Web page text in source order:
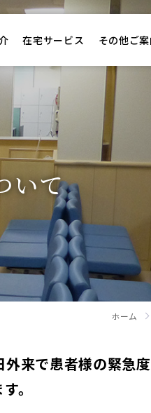
在宅サービス その他ご
いて
ホーム
来で患者様の緊急
。